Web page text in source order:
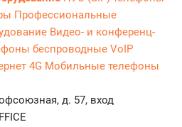
Профессиональные
Видео- и конференц-
беспроводные VoIP
4G Мобильные телефоны
д. 57, вход